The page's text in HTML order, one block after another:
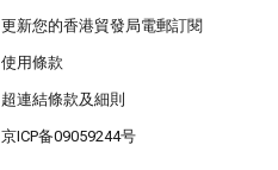
更新您的香港貿發局電郵訂閱
使用條款
超連結條款及細則
京ICP备09059244号